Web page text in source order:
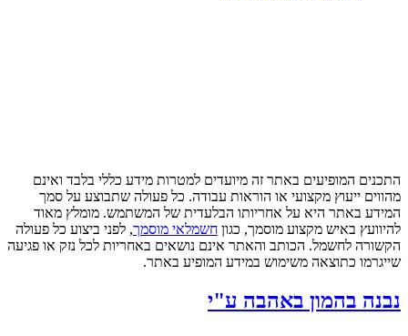
התכנים המופיעים באתר זה מיועדים למטרות מידע כללי בלבד ואינם
מהווים ייעוץ מקצועי או הוראות עבודה. כל פעולה שתבוצע על סמך
המידע באתר היא על אחריותו הבלעדית של המשתמש. מומלץ מאוד
להיוועץ באיש מקצוע מוסמך, כגון חשמלאי מוסמך, לפני ביצוע כל פעולה
הקשורה לחשמל. הכותב והאתר אינם נושאים באחריות לכל נזק או פגיעה
שייגרמו כתוצאה משימוש במידע המופיע באתר.
נבנה בהמון באהבה ע"י